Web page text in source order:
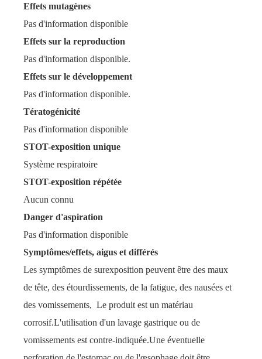
Effets mutagènes
Pas d'information disponible
Effets sur la reproduction
Pas d'information disponible.
Effets sur le développement
Pas d'information disponible.
Tératogénicité
Pas d'information disponible
STOT-exposition unique
Système respiratoire
STOT-exposition répétée
Aucun connu
Danger d'aspiration
Pas d'information disponible
Symptômes/effets, aigus et différés
Les symptômes de surexposition peuvent être des maux
de tête, des étourdissements, de la fatigue, des nausées et
des vomissements, Le produit est un matériau
corrosif.L'utilisation d'un lavage gastrique ou de
vomissements est contre-indiquée.Une éventuelle